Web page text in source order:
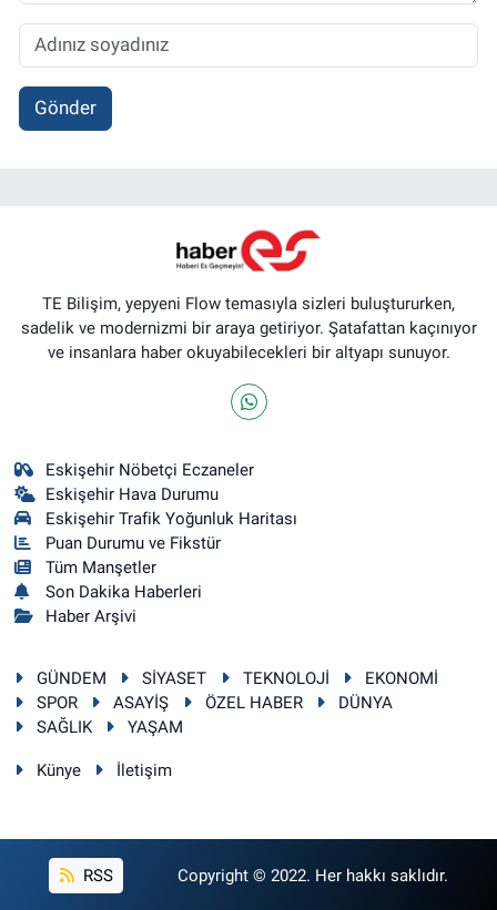
Gönder
TE Bilişim, yepyeni Flow temasıyla sizleri buluştururken,
sadelik ve modernizmi bir araya getiriyor. Şatafattan kaçınıyor
ve insanlara haber okuyabilecekleri bir altyapı sunuyor.
Eskişehir Nöbetçi Eczaneler
Eskişehir Hava Durumu
Eskişehir Trafik Yoğunluk Haritası
Puan Durumu ve Fikstür
Tüm Manşetler
Son Dakika Haberleri
Haber Arşivi
GÜNDEM SİYASET TEKNOLOJİ
EKONOMİ
SPOR
ASAYİŞ ÖZEL HABER
DÜNYA
SAĞLIK
YAŞAM
Künye İletişim
RSS Copyright © 2022. Her hakkı saklıdır.